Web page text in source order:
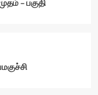
– பகுதி